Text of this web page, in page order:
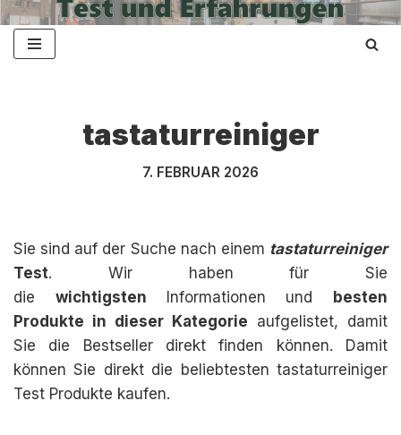
Zum
tastaturreiniger
7. FEBRUAR 2026
Sie sind auf der Suche nach einem tastaturreiniger
Test. Wir haben für Sie
die wichtigsten Informationen und
besten
Produkte in dieser Kategorie aufgelistet, damit
Sie die Bestseller direkt finden können. Damit
können Sie direkt die beliebtesten tastaturreiniger
Test Produkte kaufen.